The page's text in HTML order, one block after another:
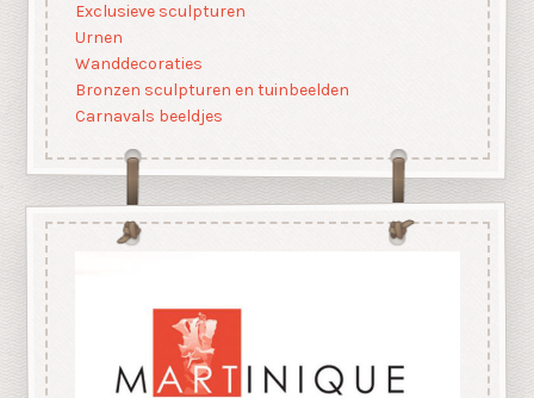
Exclusieve sculpturen
Urnen
Wanddecoraties
Bronzen sculpturen en tuinbeelden
Carnavals beeldjes